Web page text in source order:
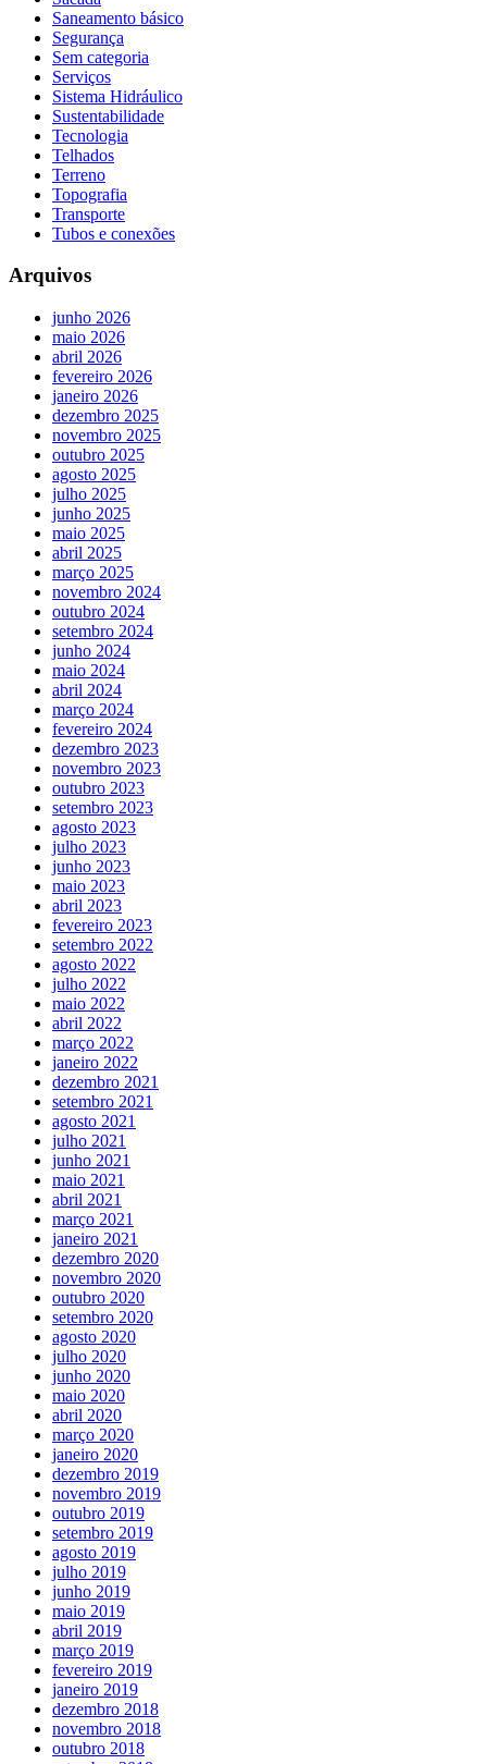
Saneamento básico
Segurança
Sem categoria
Serviços
Sistema Hidráulico
Sustentabilidade
Tecnologia
Telhados
Terreno
Topografia
Transporte
Tubos e conexões
Arquivos
junho 2026
maio 2026
abril 2026
fevereiro 2026
janeiro 2026
dezembro 2025
novembro 2025
outubro 2025
agosto 2025
julho 2025
junho 2025
maio 2025
abril 2025
março 2025
novembro 2024
outubro 2024
setembro 2024
junho 2024
maio 2024
abril 2024
março 2024
fevereiro 2024
dezembro 2023
novembro 2023
outubro 2023
setembro 2023
agosto 2023
julho 2023
junho 2023
maio 2023
abril 2023
fevereiro 2023
setembro 2022
agosto 2022
julho 2022
maio 2022
abril 2022
março 2022
janeiro 2022
dezembro 2021
setembro 2021
agosto 2021
julho 2021
junho 2021
maio 2021
abril 2021
março 2021
janeiro 2021
dezembro 2020
novembro 2020
outubro 2020
setembro 2020
agosto 2020
julho 2020
junho 2020
maio 2020
abril 2020
março 2020
janeiro 2020
dezembro 2019
novembro 2019
outubro 2019
setembro 2019
agosto 2019
julho 2019
junho 2019
maio 2019
abril 2019
março 2019
fevereiro 2019
janeiro 2019
dezembro 2018
novembro 2018
outubro 2018